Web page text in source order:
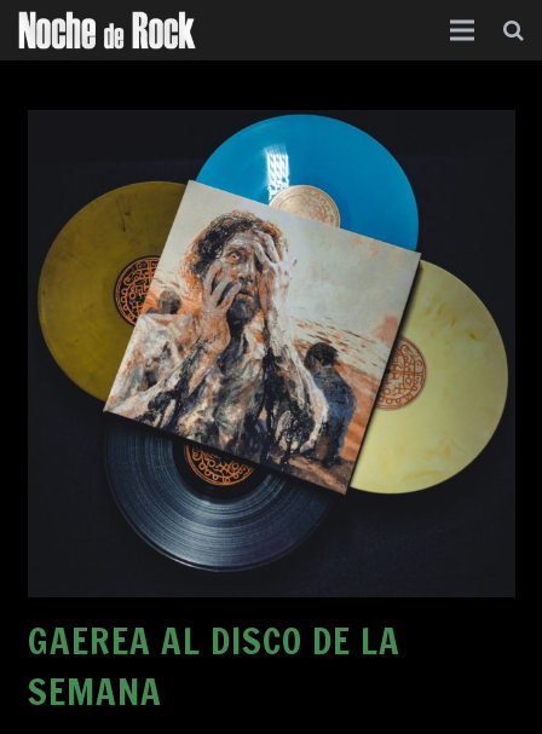
Foro
Acerca de
GAEREA AL DISCO DE LA
SEMANA